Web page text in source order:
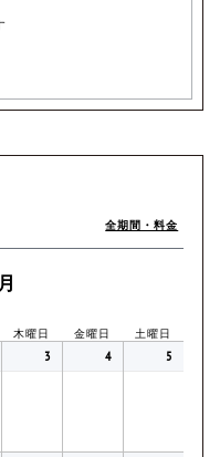
全期間・料金
木曜日 金曜日 土曜日
3 4 5